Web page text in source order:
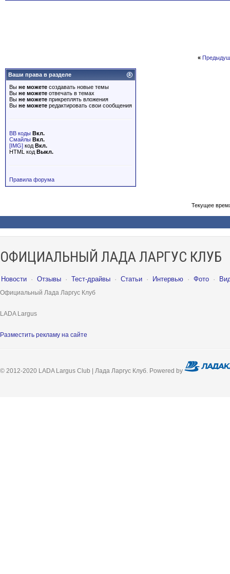
«
Ваши права в разделе
Вы не можете создавать новые темы
Вы не можете отвечать в темах
Вы не можете прикреплять вложения
Вы не можете редактировать свои сообщения
BB коды Вкл.
Смайлы Вкл.
[IMG] код Вкл.
HTML код Выкл.
Правила форума
Текущее
ОФИЦИАЛЬНЫЙ ЛАДА ЛАРГУС КЛУБ
Новости · Отзывы · Тест-драйвы · Статьи · Интервью · Фото ·
Официальный Лада Ларгус Клуб
LADA Largus
Разместить рекламу на сайте
© 2012-2020 LADA Largus Club | Лада Ларгус Клуб. Powered by